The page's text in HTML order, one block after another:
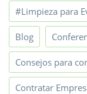
#Limpieza para
Blog
Consejos para
Contratar